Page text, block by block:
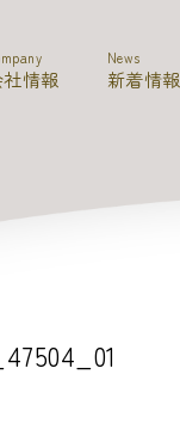
情報
News
新着情報